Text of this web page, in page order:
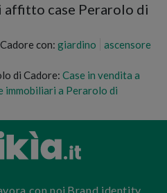
affitto case Perarolo di
con: giardino
ascensore
di Cadore: Case in vendita a
immobiliari a Perarolo di
con noi Brand identity